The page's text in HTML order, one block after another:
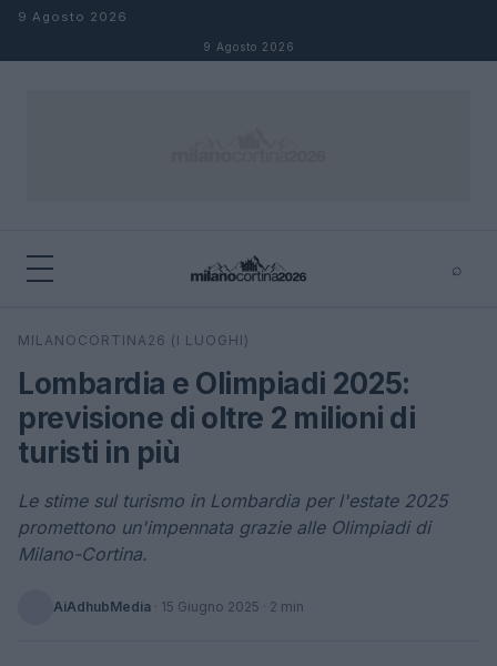
Salta al contenuto
9 Agosto 2026
9 Agosto 2026
⌕
Cerca
MILANOCORTINA26 (I LUOGHI)
Lombardia e Olimpiadi 2025:
previsione di oltre 2 milioni di
turisti in più
Le stime sul turismo in Lombardia per l'estate 2025
promettono un'impennata grazie alle Olimpiadi di
Milano-Cortina.
AiAdhubMedia · 15 Giugno 2025 · 2 min